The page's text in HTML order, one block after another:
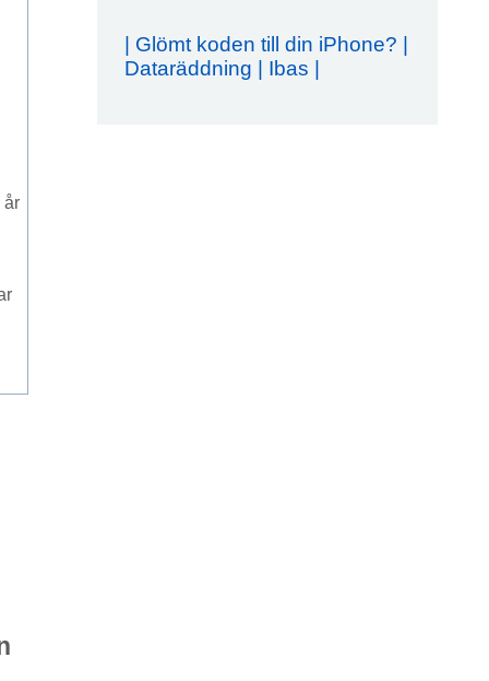
år
| Glömt koden till din iPhone? |
Dataräddning | Ibas |